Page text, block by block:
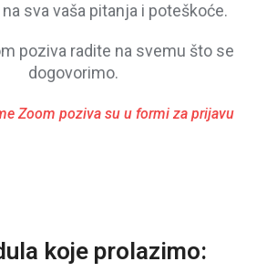
sva vaša pitanja i poteškoće.
poziva radite na svemu što se
dogovorimo.
Zoom poziva su u formi za prijavu
koje prolazimo: